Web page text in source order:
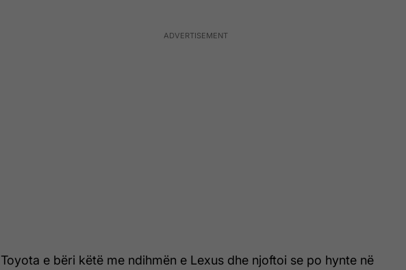
Toyota e bëri këtë me ndihmën e Lexus dhe njoftoi se po hynte në